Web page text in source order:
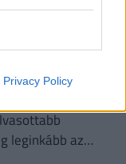
Privacy Policy
a hazai
sem
leginkább az